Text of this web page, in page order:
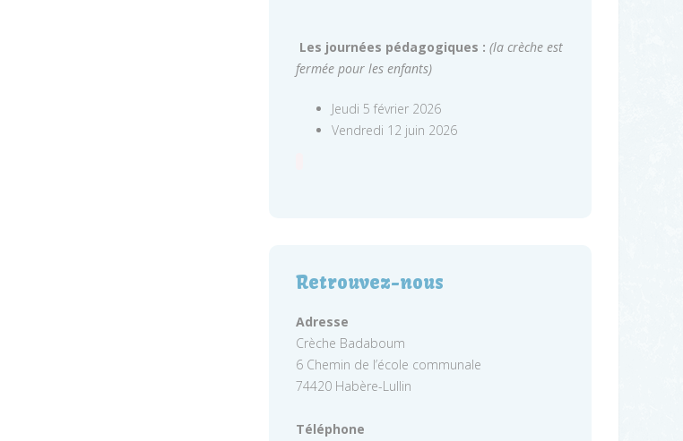
Les journées pédagogiques : (la crèche est
fermée pour les enfants)
Jeudi 5 février 2026
Vendredi 12 juin 2026
Retrouvez-nous
Adresse
Crèche Badaboum
6 Chemin de l’école communale
74420 Habère-Lullin
Téléphone